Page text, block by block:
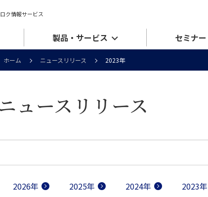
ク情報サービス
製品・サービス セミナ
ホーム ニュースリリース 2023年
ュースリリース
2026年 2025年 2024年 2023年